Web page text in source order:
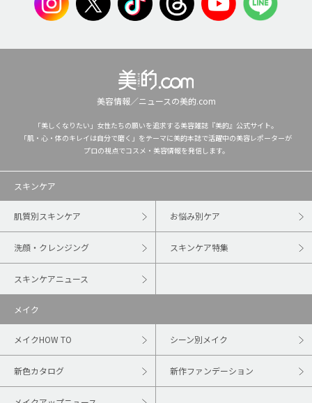
美容情報／ニュースの美的.com
「美しくなりたい」女性たちの願いを追求する美容雑誌『美的』公式サイト。
「肌・心・体のキレイは自分で磨く」をテーマに美的本誌で活躍中の美容レポーターが
プロの視点でコスメ・美容情報を発信します。
スキンケア
肌質別スキンケア お悩み別ケア
洗顔・クレンジング スキンケア特集
スキンケアニュース
メイク
メイクHOW TO シーン別メイク
新色カタログ 新作ファンデーション